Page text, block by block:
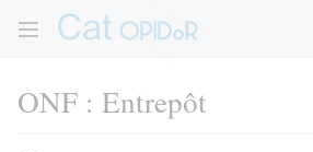
ONF : Entrepôt